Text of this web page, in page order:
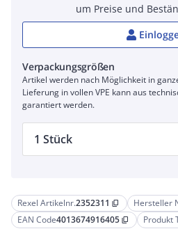
Rexel Artikelnr.2352311 content_copy Hersteller
EAN Code4013674916405 content_copy Produkt
um Preise und
Verpackungsgrößen
Artikel werden nach Möglichkeit in
Lieferung in vollen VPE kann aus
garantiert werden.
1 Stück